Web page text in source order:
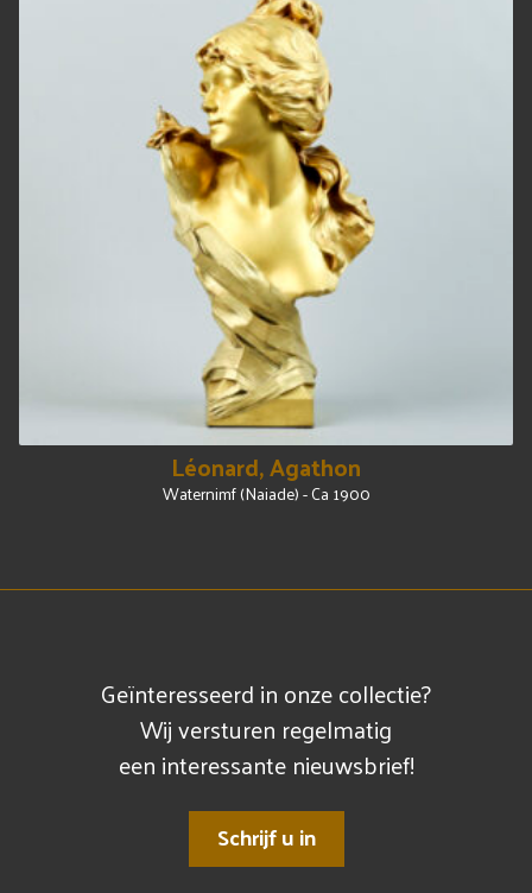
Léonard, Agathon
Waternimf (Naiade) - Ca 1900
Geïnteresseerd in onze collectie?
Wij versturen regelmatig
een interessante nieuwsbrief!
Schrijf u in